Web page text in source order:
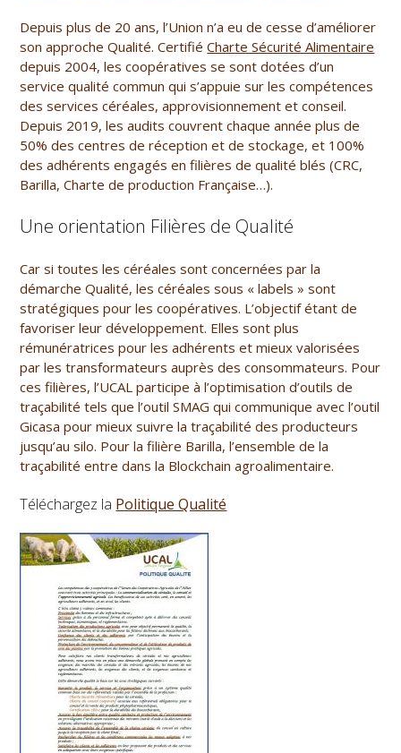
Depuis plus de 20 ans, l’Union n’a eu de cesse d’améliorer
son approche Qualité. CertifiéCharte Sécurité Alimentaire
depuis 2004, les coopératives se sont dotées d’un
service qualité commun qui s’appuie sur les compétences
des services céréales, approvisionnement et conseil.
Depuis 2019, les audits couvrent chaque année plus de
50% des centres de réception et de stockage, et 100%
des adhérents engagés en filières de qualité blés (CRC,
Barilla, Charte de production Française…).
Une orientation Filières de Qualité
Car si toutes les céréales sont concernées par la
démarche Qualité, les céréales sous « labels » sont
stratégiques pour les coopératives. L’objectif étant de
favoriser leur développement. Elles sont plus
rémunératrices pour les adhérents et mieux valorisées
par les transformateurs auprès des consommateurs. Pour
ces filières, l’UCAL participe à l’optimisation d’outils de
traçabilité tels que l’outil SMAG qui communique avec l’outil
Gicasa pour mieux suivre la traçabilité des producteurs
jusqu’au silo. Pour la filière Barilla, l’ensemble de la
traçabilité entre dans la Blockchain agroalimentaire.
Téléchargez la Politique Qualité